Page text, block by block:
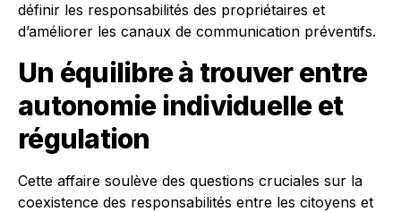
définir les responsabilités des propriétaires et
d’améliorer les canaux de communication préventifs.
Un équilibre à trouver entre
autonomie individuelle et
régulation
Cette affaire soulève des questions cruciales sur la
coexistence des responsabilités entre les citoyens et